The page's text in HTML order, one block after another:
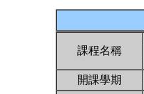
課程名稱
開課學期